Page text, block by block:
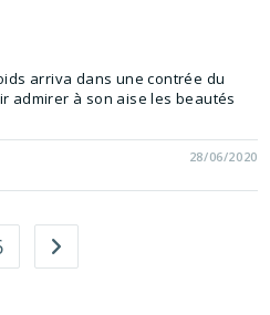
arriva dans une contrée du
admirer à son aise les beautés
28/06/2020